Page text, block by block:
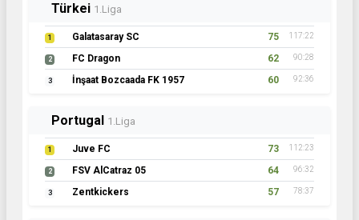
Türkei 1.Liga
1 Galatasaray SC 75 117:22
2 FC Dragon 62 90:28
3 İnşaat Bozcaada FK 1957 60 92:36
Portugal 1.Liga
1 Juve FC 73 112:23
2 FSV AlCatraz 05 64 96:32
3 Zentkickers 57 78:37